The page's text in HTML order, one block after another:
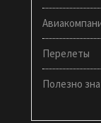
Перелеты
Полезно